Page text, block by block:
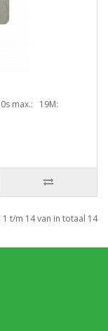
max.: 19M:
1 t/m 14 van in totaal 14